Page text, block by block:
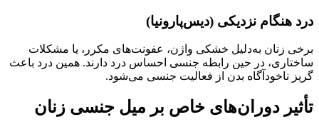
درد هنگام نزدیکی (دیس‌پارونیا)
برخی زنان به‌دلیل خشکی واژن، عفونت‌های مکرر، یا مشکلات
ساختاری، در حین رابطه جنسی احساس درد دارند. همین درد باعث
گریز ناخودآگاه بدن از فعالیت جنسی می‌شود.
تأثیر دوران‌های خاص بر میل جنسی زنان